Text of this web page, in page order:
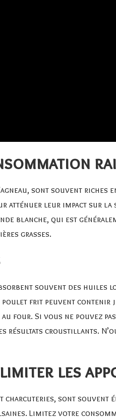
sont souvent riches
atténuer leur impact sur
blanche, qui est
grasses.
souvent des huiles
poulet frit peuvent contenir
four. Si vous ne pouvez
résultats croustillants.
les
charcuteries, sont souvent
Limitez votre